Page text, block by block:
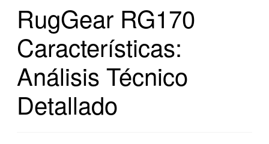
SATELITALES
RugGear RG170
Características:
Análisis Técnico
Detallado